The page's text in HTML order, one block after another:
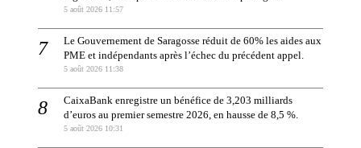
5 août 2026 11:57
Le Gouvernement de Saragosse réduit de 60% les aides aux
PME et indépendants après l’échec du précédent appel.
5 août 2026 11:38
CaixaBank enregistre un bénéfice de 3,203 milliards
d’euros au premier semestre 2026, en hausse de 8,5 %.
5 août 2026 10:31